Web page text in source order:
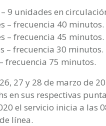
9 unidades en
– frecuencia 40 minutos.
– frecuencia 45 minutos.
– frecuencia 30 minutos.
frecuencia 75 minutos.
27 y 28 de marzo de
en sus respectivas
el servicio inicia a las
línea.